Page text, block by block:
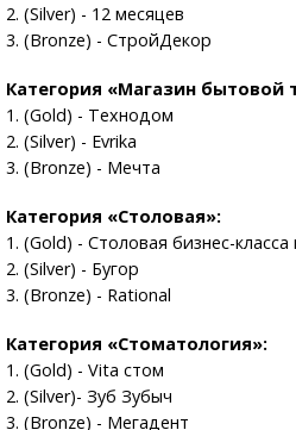
2. (Silver) - 12 месяцев
3. (Bronze) - СтройДекор
Категория «Магазин бытовой
1. (Gold) - Технодом
2. (Silver) - Evrika
3. (Bronze) - Мечта
Категория «Столовая»:
1. (Gold) - Столовая бизнес-
2. (Silver) - Бугор
3. (Bronze) - Rational
Категория «Стоматология»:
1. (Gold) - Vita стом
2. (Silver)- Зуб Зубыч
3. (Bronze) - Мегадент